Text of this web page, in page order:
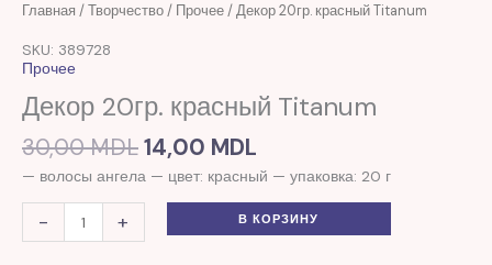
Главная /Творчество/ Прочее/ Декор 20гр. красный Titanum
SKU: 389728
Прочее
Декор 20гр. красный Titanum
30,00MDL
Первоначальная
14,00 MDL
Текущая
— волосы ангела — цвет: красный — упаковка: 20 г
-
Количество
Декор
20гр.
красный
+ В КОРЗИНУ